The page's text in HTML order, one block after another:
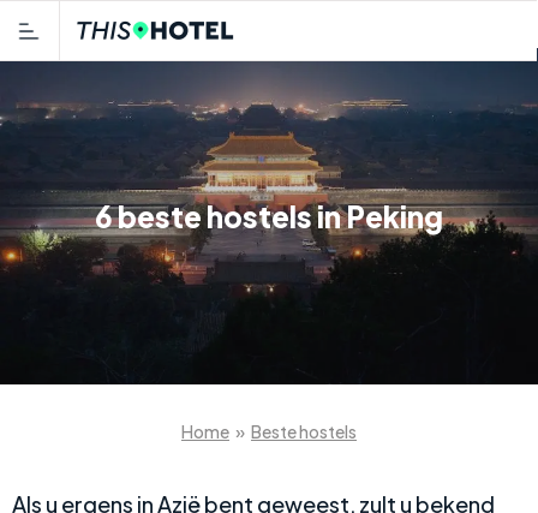
6 beste hostels in Peking
Home » Beste hostels
Als u ergens in Azië bent geweest, zult u bekend